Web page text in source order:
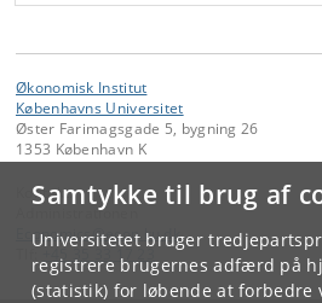
Samtykke til brug af
Universitetet bruger
registrere brugernes adfærd på
(statistik) for løbende at forbedre
Økonomisk Institut
Københavns Universitet
Øster Farimagsgade 5, bygning 26
1353 København K
Kontakt:
Administrationen
Economics@econ. ku.dk